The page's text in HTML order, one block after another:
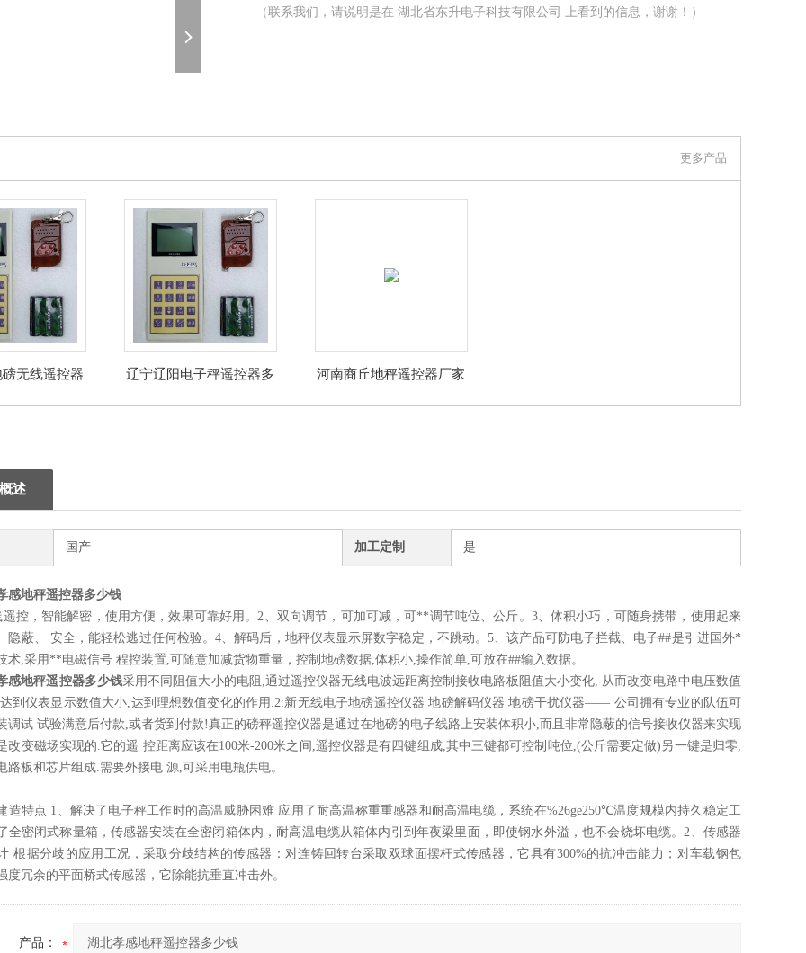
（联系我们，请说明是在 湖北省东升电子科技有限公司 上看到的信息，谢谢！）
更多产品
无线遥控器
辽宁辽阳电子秤遥控器多
河南商丘地秤遥控器厂家
述
国产 加工定制 是
感地秤遥控器多少钱
遥控，智能解密，使用方便，效果可靠好用。2、双向调节，可加可减，可**调节吨位、公斤。3、体积小巧，可随身携带，使用起来
隐蔽、 安全，能轻松逃过任何检验。4、解码后，地秤仪表显示屏数字稳定，不跳动。5、该产品可防电子拦截、电子##是引进国外*
术,采用**电磁信号 程控装置,可随意加减货物重量，控制地磅数据,体积小,操作简单,可放在##输入数据。
感地秤遥控器多少钱采用不同阻值大小的电阻,通过遥控仪器无线电波远距离控制接收电路板阻值大小变化, 从而改变电路中电压数值
到仪表显示数值大小,达到理想数值变化的作用.2:新无线电子地磅遥控仪器 地磅解码仪器 地磅干扰仪器—— 公司拥有专业的队伍可
调试 试验满意后付款,或者货到付款!真正的磅秤遥控仪器是通过在地磅的电子线路上安装体积小,而且非常隐蔽的信号接收仪器来实现
改变磁场实现的.它的遥 控距离应该在100米-200米之间,遥控仪器是有四键组成,其中三键都可控制吨位,(公斤需要定做)另一键是归零,
路板和芯片组成.需要外接电 源,可采用电瓶供电。
造特点 1、解决了电子秤工作时的高温威胁困难 应用了耐高温称重重感器和耐高温电缆，系统在%26ge250℃温度规模内持久稳定工
全密闭式称量箱，传感器安装在全密闭箱体内，耐高温电缆从箱体内引到年夜梁里面，即使钢水外溢，也不会烧坏电缆。2、传感器
根据分歧的应用工况，采取分歧结构的传感器：对连铸回转台采取双球面摆杆式传感器，它具有300%的抗冲击能力；对车载钢包
度冗余的平面桥式传感器，它除能抗垂直冲击外。
产品：